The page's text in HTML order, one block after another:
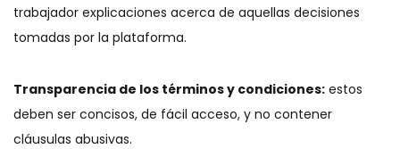
trabajador explicaciones acerca de aquellas decisiones
tomadas por la plataforma.
Transparencia de los términos y condiciones: estos
deben ser concisos, de fácil acceso, y no contener
cláusulas abusivas.